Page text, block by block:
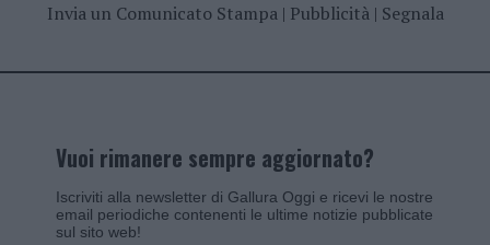
Invia un Comunicato Stampa| Pubblicità| Segnala
Vuoi rimanere sempre aggiornato?
Iscriviti alla newsletter di Gallura Oggi e ricevi le nostre
email periodiche contenenti le ultime notizie pubblicate
sul sito web!